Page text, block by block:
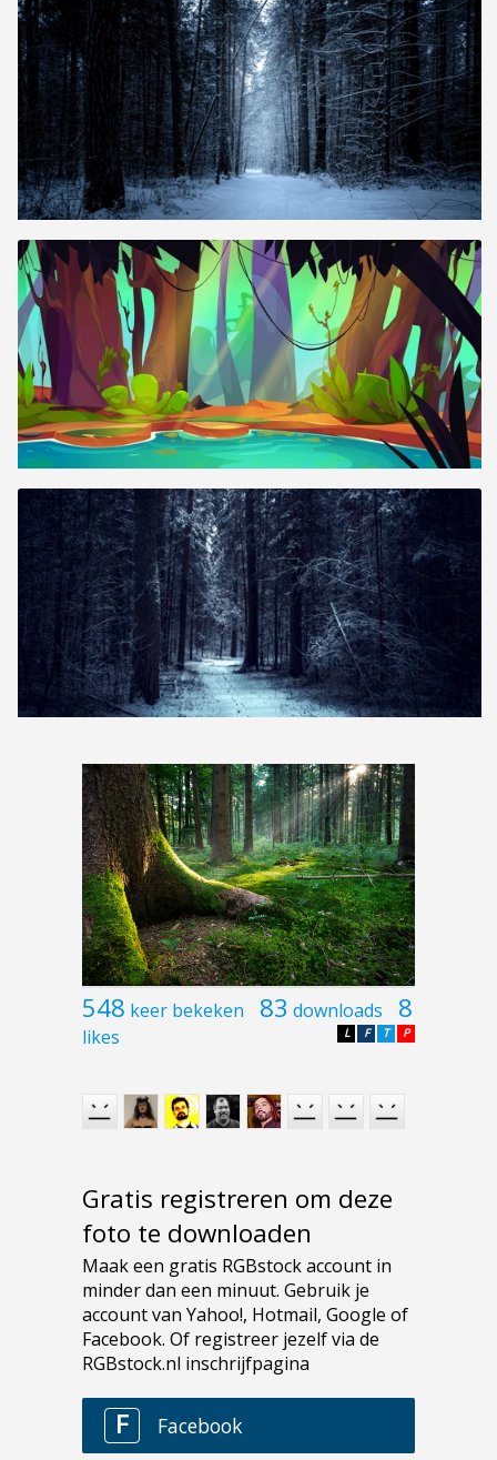
548 keer bekeken 83 downloads 8
likes P
T
F
L
Gratis registreren om deze
foto te downloaden